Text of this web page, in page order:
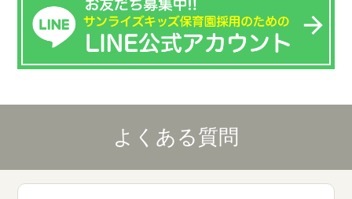
よくある質問